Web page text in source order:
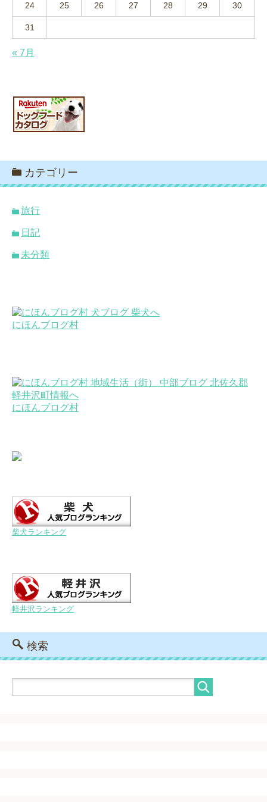
24 25 26 27 28 29 30
31
« 7月
カテゴリー
旅行
日記
未分類
にほんブログ村
にほんブログ村
柴犬ランキング
軽井沢ランキング
検索